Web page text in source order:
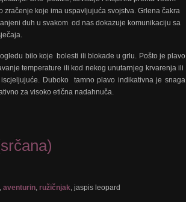
koje ima uspavljujuća svojstva. Grlena čakra
duh u svakom od nas dokazuje komunikaciju sa
bilo koje bolesti ili blokade u grlu. Pošto je plavo
temperature ili kod nekog unutarnjeg krvarenja ili
Duboko tamno plavo indikativna je snaga
za visoko etična nadahnuča.
, aventurin, ružičnjak, jaspis leopard